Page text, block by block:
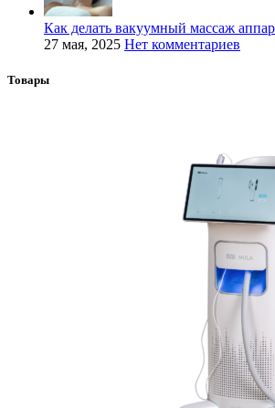
Как делать вакуумный массаж
27 мая, 2025 Нет комментариев
Товары